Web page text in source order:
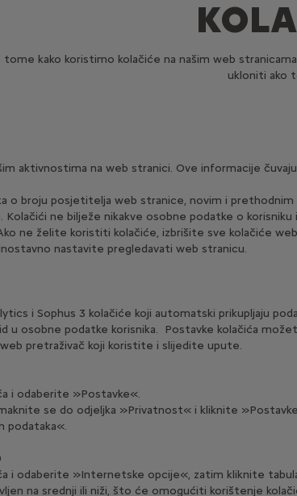
kako koristimo kolačiće na našim web
ukloniti ako
aktivnostima na web stranici. Ove informacije
o broju posjetitelja web stranice, novim i
Kolačići ne bilježe nikakve osobne podatke o
ne želite koristiti kolačiće, izbrišite sve kolačiće
nastavite pregledavati web stranicu.
i Sophus 3 kolačiće koji automatski prikupljaju
u osobne podatke korisnika. Postavke kolačića
pretraživač koji koristite i slijedite upute.
i odaberite »Postavke«.
se do odjeljka »Privatnost« i kliknite
podataka«.
i odaberite »Internetske opcije«, zatim kliknite
na srednji ili niži, što će omogućiti korištenje